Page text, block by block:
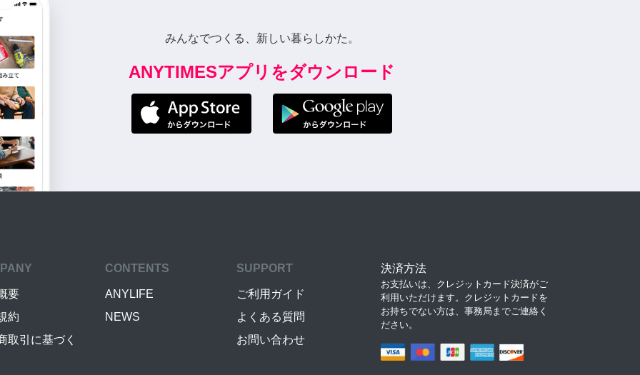
みんなでつくる、新しい暮らしかた。
ANYTIMESアプリをダウンロード
要
約
取引に基づく
CONTENTS
ANYLIFE
NEWS
SUPPORT
ご利用ガイド
よくある質問
お問い合わせ
決済方法
お支払いは、クレジットカード決済がご
利用いただけます。クレジットカードを
お持ちでない方は、事務局までご連絡く
ださい。